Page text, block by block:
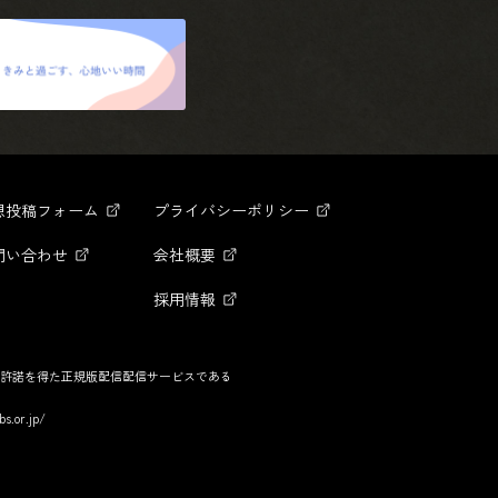
投稿フォーム
い合わせ
プライバシーポリシー
会社概要
採用情報
諾を得た正規版配信配信サービスである